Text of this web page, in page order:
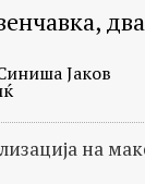
Јаков
на